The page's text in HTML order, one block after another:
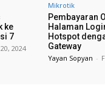
ke
7
2024
Mikrotik
Pembayaran
Halaman
Hotspot
Gateway
Yayan Sopyan -